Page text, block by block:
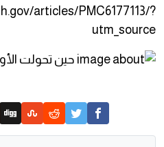
articles/PMC6177113/?
utm_source